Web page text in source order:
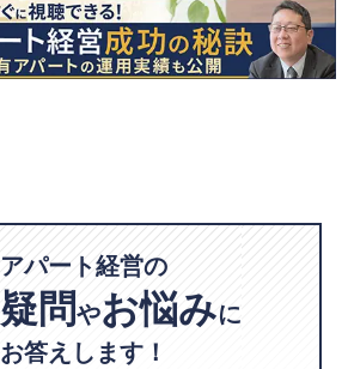
アパート経営の
疑問やお悩みに
お答えします！